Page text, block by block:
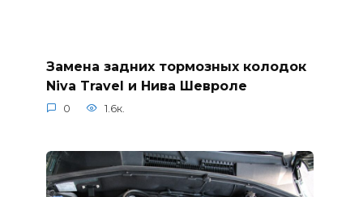
Замена задних тормозных колодок
Niva Travel и Нива Шевроле
0 1.6к.